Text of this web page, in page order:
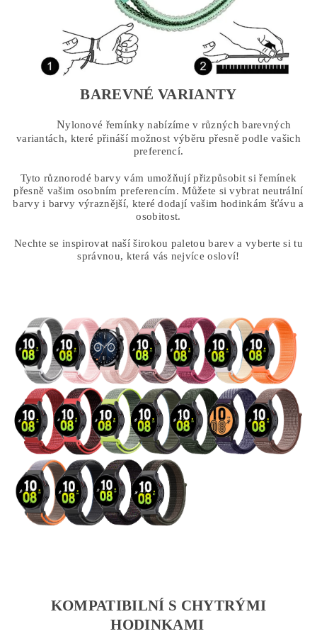
BAREVNÉ VARIANTY
Nylonové řemínky nabízíme v různých barevných
variantách, které přináší možnost výběru přesně podle vašich
preferencí.
Tyto různorodé barvy vám umožňují přizpůsobit si řemínek
přesně vašim osobním preferencím. Můžete si vybrat neutrální
barvy i barvy výraznější, které dodají vašim hodinkám šťávu a
osobitost.
Nechte se inspirovat naší širokou paletou barev a vyberte si tu
správnou, která vás nejvíce osloví!
KOMPATIBILNÍ S CHYTRÝMI
HODINKAMI